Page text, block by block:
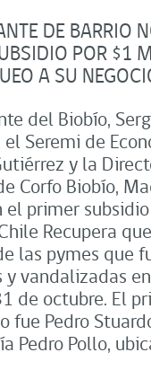
DE BARRIO
POR $1
A SU
del Biobío,
el Seremi de
y la
Corfo Biobío,
el primer
Recupera
las pymes que
y vandalizadas
de octubre. El
fue Pedro
Pedro Pollo,